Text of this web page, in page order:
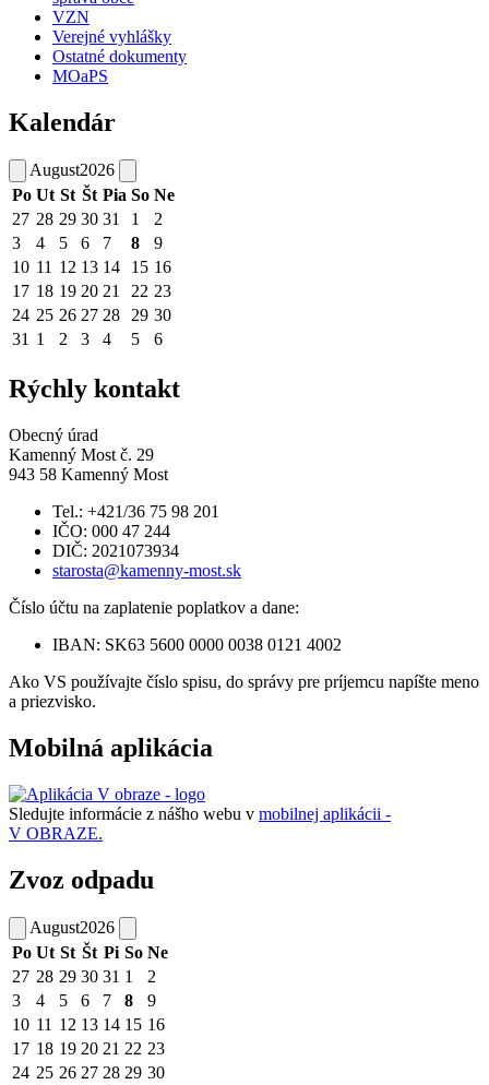
VZN
Verejné vyhlášky
Ostatné dokumenty
MOaPS
Kalendár
August2026
Po Ut St Št Pia So Ne
27 28 29 30 31 1
2
3
4 5 6 7 8
9
10 11 12 13 14 15 16
17 18 19 20 21 22 23
24 25 26 27 28 29 30
31 1 2 3 4 5 6
Rýchly kontakt
Obecný úrad
Kamenný Most č. 29
943 58 Kamenný Most
Tel.: +421/36 75 98 201
IČO: 000 47 244
DIČ: 2021073934
starosta@kamenny-most.sk
Číslo účtu na zaplatenie poplatkov a dane:
IBAN: SK63 5600 0000 0038 0121 4002
Ako VS používajte číslo spisu, do správy pre príjemcu napíšte meno
a priezvisko.
Mobilná aplikácia
Sledujte informácie z nášho webu v mobilnej aplikácii -
V OBRAZE.
Zvoz odpadu
August2026
Po Ut St Št Pi So Ne
27 28 29 30 31 1
2
3
4 5 6 7 8
9
10 11 12 13 14 15 16
17 18 19 20 21 22 23
24 25 26 27 28 29 30